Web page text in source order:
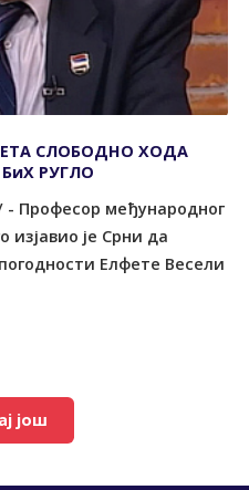
СЛОБОДНО ХОДА
РУГЛО
Професор међународног
изјавио је Срни да
Елфете Весели
још